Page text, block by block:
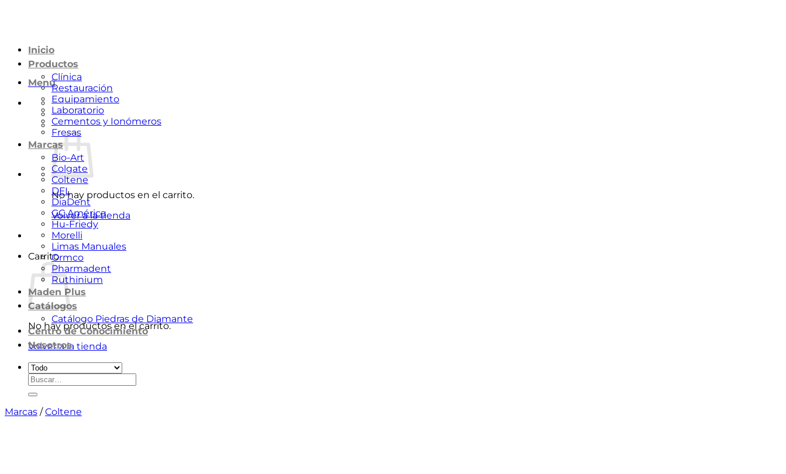
Menú
No hay productos en el carrito.
Volver a la tienda
Carrito
No hay productos en el carrito.
Volver a la tienda
Inicio
Productos
Clínica
Restauración
Equipamiento
Laboratorio
Cementos y Ionómeros
Fresas
Marcas
Bio-Art
Colgate
Coltene
DFL
DiaDent
GC América
Hu-Friedy
Morelli
Limas Manuales
Ormco
Pharmadent
Ruthinium
Maden Plus
Catálogos
Catálogo Piedras de Diamante
Centro de Conocimiento
Nosotros
Buscar
por:
Marcas / Coltene